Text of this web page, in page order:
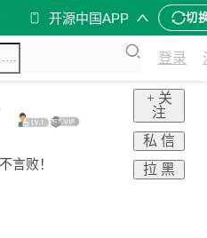
开源中国APP 切
登录
言败！
+ 关
注
私 信
拉 黑